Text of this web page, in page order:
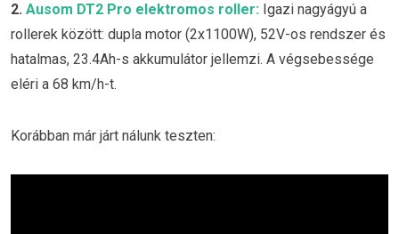
2. Ausom DT2 Pro elektromos roller: Igazi nagyágyú a
rollerek között: dupla motor (2x1100W), 52V-os rendszer és
hatalmas, 23.4Ah-s akkumulátor jellemzi. A végsebessége
eléri a 68 km/h-t.
Korábban már járt nálunk teszten: